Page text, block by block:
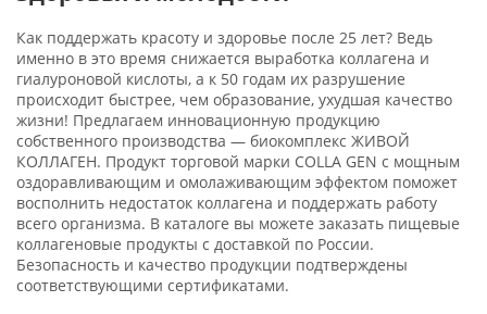
Как поддержать красоту и здоровье после 25 лет? Ведь
именно в это время снижается выработка коллагена и
гиалуроновой кислоты, а к 50 годам их разрушение
происходит быстрее, чем образование, ухудшая качество
жизни! Предлагаем инновационную продукцию
собственного производства — биокомплекс ЖИВОЙ
КОЛЛАГЕН. Продукт торговой марки COLLA GEN с мощным
оздоравливающим и омолаживающим эффектом поможет
восполнить недостаток коллагена и поддержать работу
всего организма. В каталоге вы можете заказать пищевые
коллагеновые продукты с доставкой по России.
Безопасность и качество продукции подтверждены
соответствующими сертификатами.